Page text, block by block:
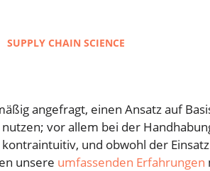
SUPPLY CHAIN SCIENCE
angefragt, einen Ansatz auf
vor allem bei der
und obwohl der
unsere umfassenden Erfahrungen